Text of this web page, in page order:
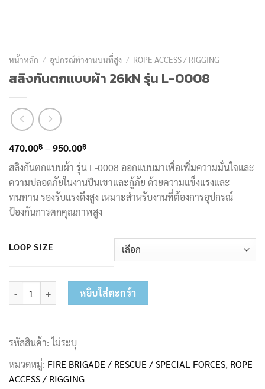
หน้าหลัก / อุปกรณ์ทำงานบนที่สูง / ROPE ACCESS / RIGGING
สลิงกันตกแบบผ้า 26kN รุ่น L-0008
470.00฿ – 950.00฿Price
range:
470.00฿
through
950.00฿
สลิงกันตกแบบผ้า รุ่น L-0008 ออกแบบมาเพื่อเพิ่มความมั่นใจและ
ความปลอดภัยในงานปีนเขาและกู้ภัย ด้วยความแข็งแรงและ
ทนทาน รองรับแรงดึงสูง เหมาะสำหรับงานที่ต้องการอุปกรณ์
ป้องกันการตกคุณภาพสูง
LOOP SIZE
จำนวน สลิงกันตกแบบผ้า 26kN รุ่น L-0008 ชิ้น
หยิบใส่ตะกร้า
รหัสสินค้า:ไม่ระบุ
หมวดหมู่: FIRE BRIGADE / RESCUE / SPECIAL FORCES, ROPE
ACCESS / RIGGING